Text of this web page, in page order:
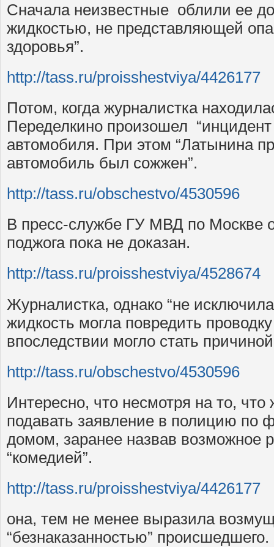
Сначала неизвестные облили ее
жидкостью, не представляющей
здоровья”.
http://tass.ru/proisshestviya/4426177
Потом, когда журналистка
Переделкино произошел “инцидент
автомобиля. При этом “Латынина
автомобиль был сожжен”.
http://tass.ru/obschestvo/4530596
В пресс-службе ГУ МВД по Москве
поджога пока не доказан.
http://tass.ru/proisshestviya/4528674
Журналистка, однако “не
жидкость могла повредить
впоследствии могло стать
http://tass.ru/obschestvo/4530596
Интересно, что несмотря на то, что
подавать заявление в полицию по
домом, заранее назвав возможное
“комедией”.
http://tass.ru/proisshestviya/4426177
она, тем не менее выразила
“безнаказанностью” происшедшего.